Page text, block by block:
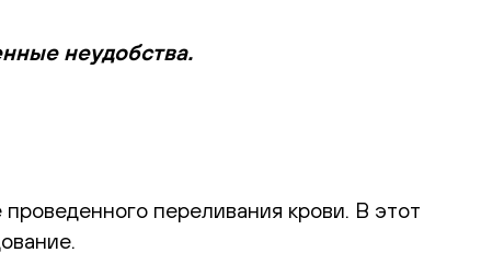
неудобства.
переливания крови. В этот